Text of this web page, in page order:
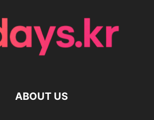
ABOUT US